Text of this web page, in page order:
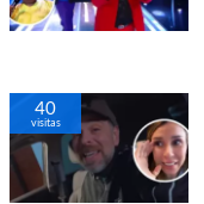
40
visitas